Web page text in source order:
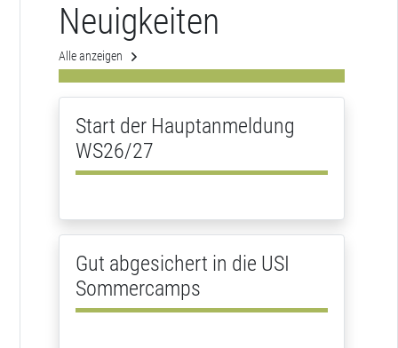
Neuigkeiten
Alle anzeigen
Start der Hauptanmeldung
WS26/27
Gut abgesichert in die USI
Sommercamps